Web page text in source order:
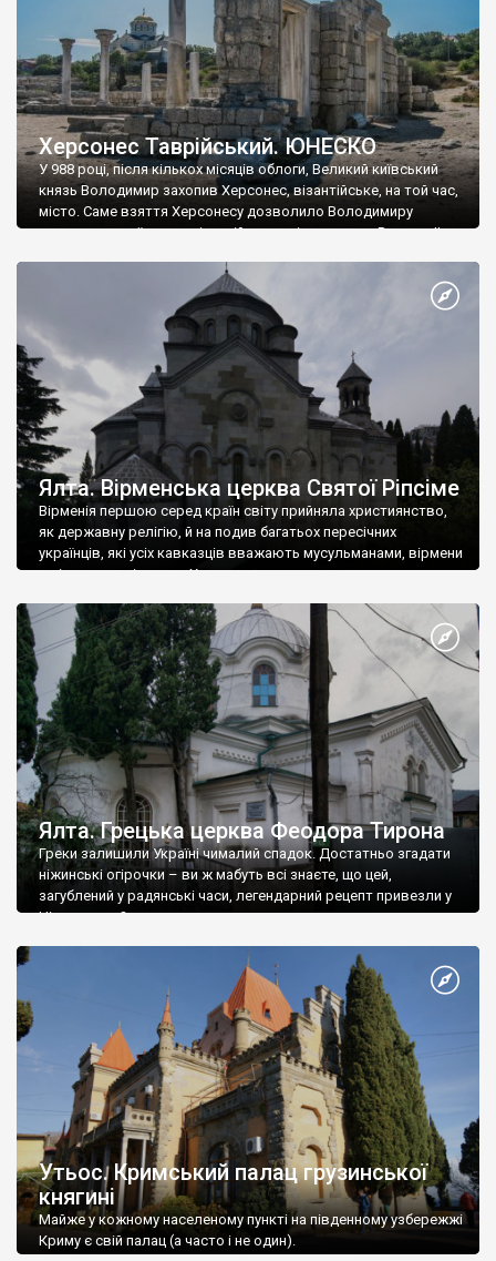
Херсонес Таврійський. ЮНЕСКО
У 988 році, після кількох місяців облоги, Великий київський
князь Володимир захопив Херсонес, візантійське, на той час,
місто. Саме взяття Херсонесу дозволило Володимиру
диктувати свої умови візантійському імператору Василю ІІ, та
Херсонесі Володимир-язичник, став Василем-християнином.
А потім було Хрещення Русі. На честь Херсонесу Таврійського
Ялта. Вірменська церква Святої Ріпсіме
Вірменія першою серед країн світу прийняла християнство,
як державну релігію, й на подив багатьох пересічних
українців, які усіх кавказців вважають мусульманами, вірмени
є відданими вірянами Христа
Ялта. Грецька церква Феодора Тирона
Греки залишили Україні чималий спадок. Достатньо згадати
ніжинські огірочки – ви ж мабуть всі знаєте, що цей,
загублений у радянські часи, легендарний рецепт привезли у
Ніжин греки?
Утьос. Кримський палац грузинської
княгині
Майже у кожному населеному пункті на південному узбережжі
Криму є свій палац (а часто і не один).